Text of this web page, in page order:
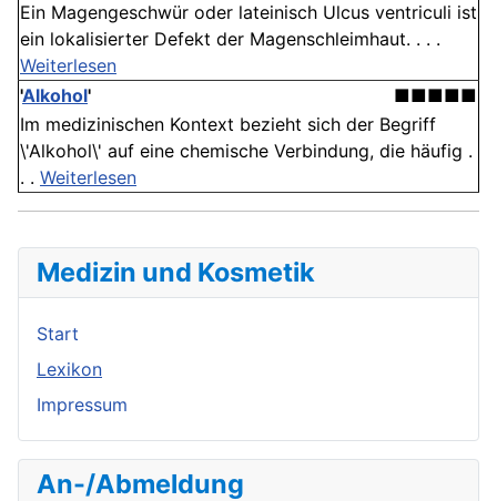
Ein Magengeschwür oder lateinisch Ulcus ventriculi ist
ein lokalisierter Defekt der Magenschleimhaut. . . .
Weiterlesen
'Alkohol'
■■■■■
Im medizinischen Kontext bezieht sich der Begriff
\'Alkohol\' auf eine chemische Verbindung, die häufig .
. . Weiterlesen
Medizin und Kosmetik
Start
Lexikon
Impressum
An-/Abmeldung